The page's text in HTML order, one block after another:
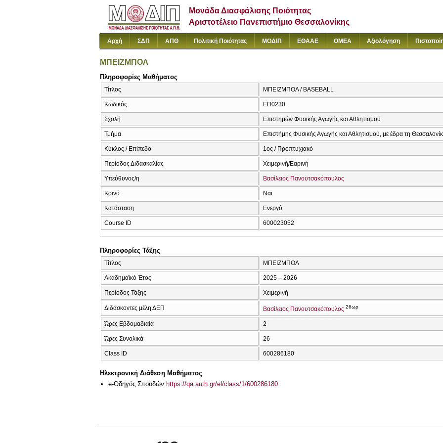
Μονάδα Διασφάλισης Ποιότητας
Αριστοτέλειο Πανεπιστήμιο Θεσσαλονίκης
Αρχή ΣΔΠ ΑΠΘ Πολιτική Ποιότητας ΜΟΔΙΠ ΕΘΑΑΕ ΟΜΕΑ Αξιολόγηση
ΜΠΕΙΖΜΠΟΛ
Πληροφορίες Μαθήματος
Τίτλος ΜΠΕΙΖΜΠΟΛ / BASEBALL
Κωδικός ΕΠ0230
Σχολή Επιστημών Φυσικής Αγωγής και Αθλητισμού
Τμήμα Επιστήμης Φυσικής Αγωγής και Αθλητισμού, με έδρα τη
Κύκλος / Επίπεδο 1ος / Προπτυχιακό
Περίοδος Διδασκαλίας Χειμερινή/Εαρινή
Υπεύθυνος/η Βασίλειος Πανουτσακόπουλος
Κοινό Ναι
Κατάσταση Ενεργό
Course ID 600023052
Πληροφορίες Τάξης
Τίτλος ΜΠΕΙΖΜΠΟΛ
Ακαδημαϊκό Έτος 2025 – 2026
Περίοδος Τάξης Χειμερινή
Διδάσκοντες μέλη ΔΕΠ Βασίλειος Πανουτσακόπουλος 26ωρ
Ώρες Εβδομαδιαία 2
Ώρες Συνολικά 26
Class ID 600286180
Ηλεκτρονική Διάθεση Μαθήματος
e-Οδηγός Σπουδών https://qa.auth.gr/el/class/1/600286180